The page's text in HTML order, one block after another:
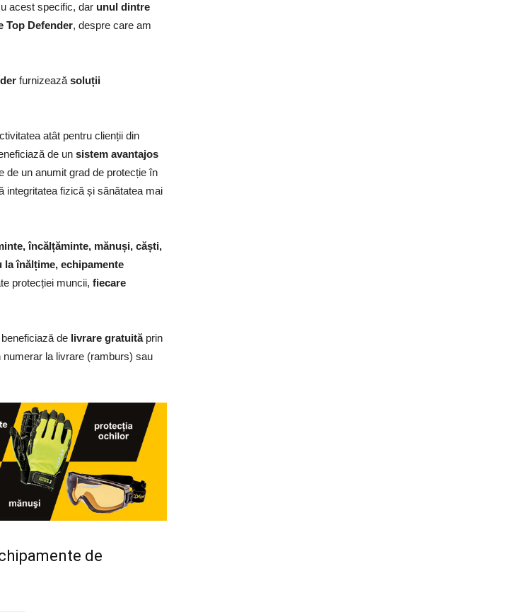
acest specific, dar unul dintre
Top Defender, despre care am
furnizează soluții
atât pentru clienții din
de un sistem avantajos
de un anumit grad de protecție în
integritatea fizică și sănătatea mai
încălțăminte, mănuși, căști,
înălțime, echipamente
protecției muncii, fiecare
beneficiază de livrare gratuită prin
la livrare (ramburs) sau
de